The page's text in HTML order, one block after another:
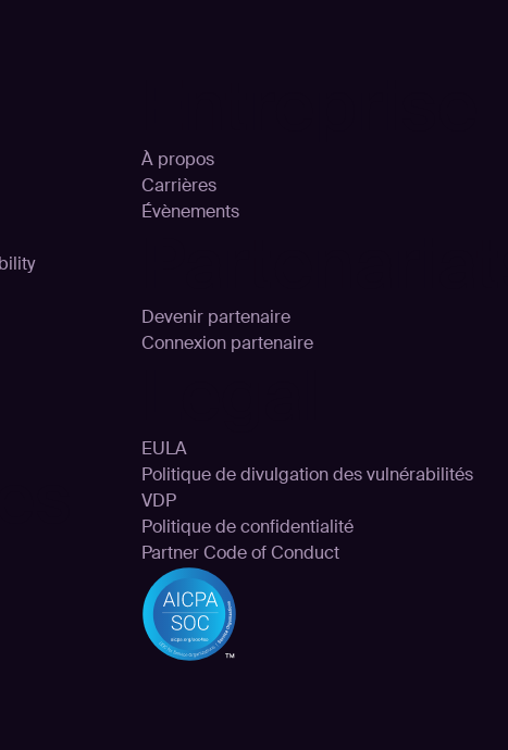
À propos
Carrières
Évènements
Devenir partenaire
Connexion partenaire
EULA
Politique de divulgation des vulnérabilités
VDP
Politique de confidentialité
Partner Code of Conduct